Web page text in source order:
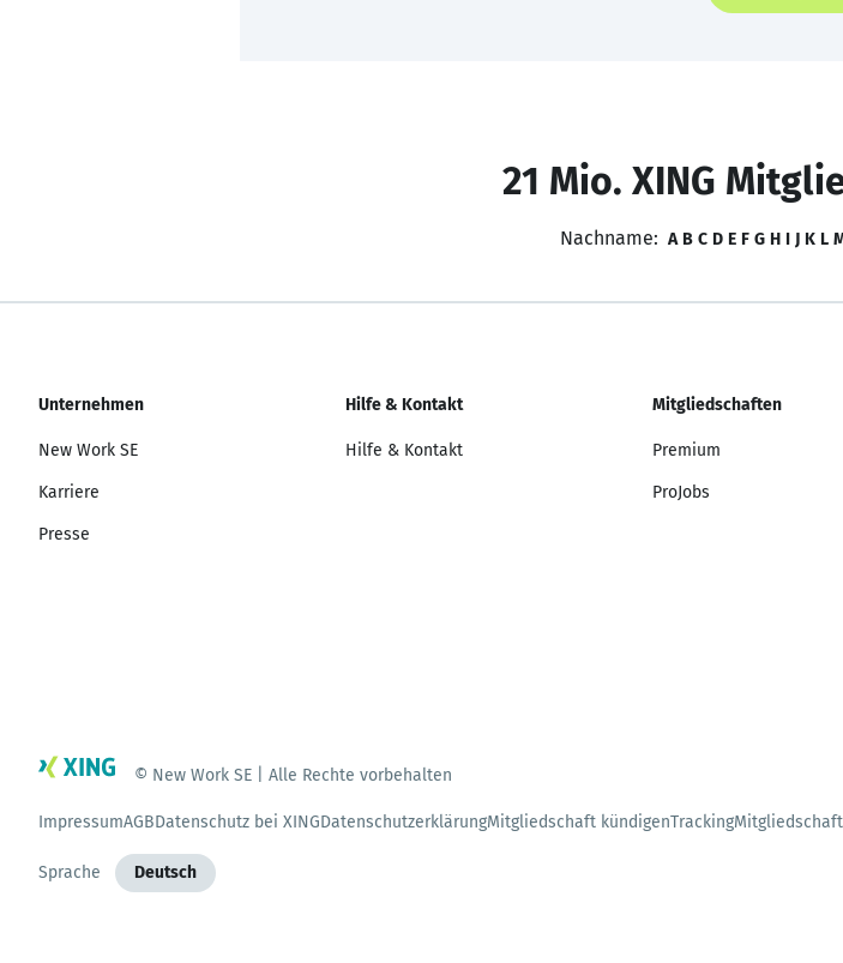
21 Mio. XING
Nachname: A B C D E F G H I J K L
Unternehmen
New Work SE
Karriere
Presse
Hilfe & Kontakt
Hilfe & Kontakt
Mitgliedschaften
Premium
ProJobs
© New Work SE | Alle Rechte vorbehalten
ImpressumAGBDatenschutz bei XINGDatenschutzerklärungMitgliedschaft kündigenTracking
Sprache Deutsch